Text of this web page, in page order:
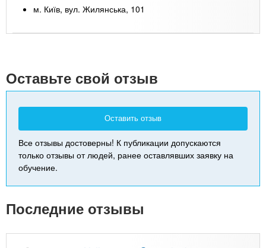
м. Київ, вул. Жилянська, 101
Оставьте свой отзыв
Оставить отзыв
Все отзывы достоверны! К публикации допускаются
только отзывы от людей, ранее оставлявших заявку на
обучение.
Последние отзывы